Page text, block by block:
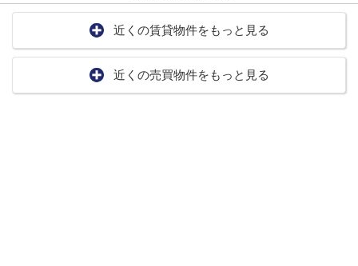
近くの賃貸物件をもっと見る
近くの売買物件をもっと見る